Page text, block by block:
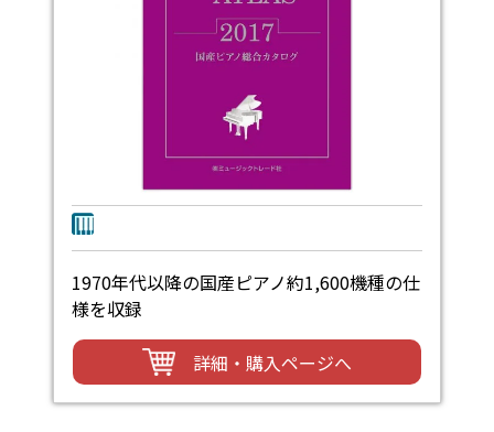
1970年代以降の国産ピアノ約1,600機種の仕
様を収録
詳細・購入ページへ